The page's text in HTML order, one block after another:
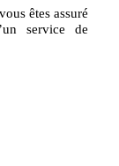
êtes assuré
service de